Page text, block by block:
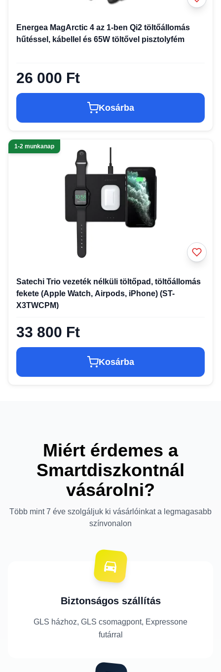
Energea MagArctic 4 az 1-ben Qi2 töltőállomás
hűtéssel, kábellel és 65W töltővel pisztolyfém
26 000 Ft
Kosárba
1-2 munkanap
Satechi Trio vezeték nélküli töltőpad, töltőállomás
fekete (Apple Watch, Airpods, iPhone) (ST-
X3TWCPM)
33 800 Ft
Kosárba
Miért érdemes a
Smartdiszkontnál
vásárolni?
Több mint 7 éve szolgáljuk ki vásárlóinkat a legmagasabb
színvonalon
Biztonságos szállítás
GLS házhoz, GLS csomagpont, Expressone
futárral